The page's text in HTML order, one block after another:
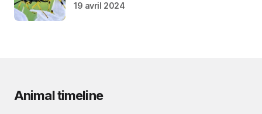
19 avril 2024
Animal timeline